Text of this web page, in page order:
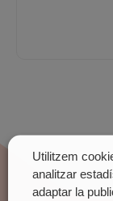
Utilitzem
analitzar
adaptar la